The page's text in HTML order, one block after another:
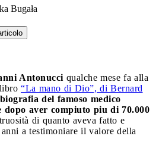
Bugała
Antonucci qualche mese fa alla
“La mano di Dio”, di Bernard
del famoso medico
dopo aver compiuto piu di 70.000
di quanto aveva fatto e
a testimoniare il valore della